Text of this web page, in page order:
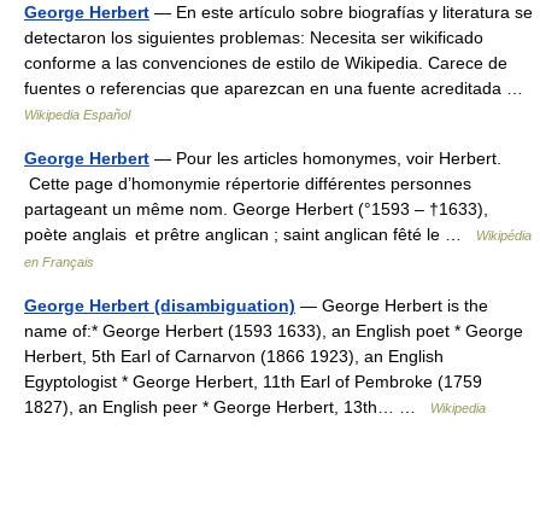
George Herbert — En este artículo sobre biografías y literatura se
detectaron los siguientes problemas: Necesita ser wikificado
conforme a las convenciones de estilo de Wikipedia. Carece de
fuentes o referencias que aparezcan en una fuente acreditada …
Wikipedia Español
George Herbert — Pour les articles homonymes, voir Herbert.
Cette page d’homonymie répertorie différentes personnes
partageant un même nom. George Herbert (°1593 – †1633),
poète anglais et prêtre anglican ; saint anglican fêté le …
Wikipédia
en Français
George Herbert (disambiguation) — George Herbert is the
name of:* George Herbert (1593 1633), an English poet * George
Herbert, 5th Earl of Carnarvon (1866 1923), an English
Egyptologist * George Herbert, 11th Earl of Pembroke (1759
1827), an English peer * George Herbert, 13th… …
Wikipedia